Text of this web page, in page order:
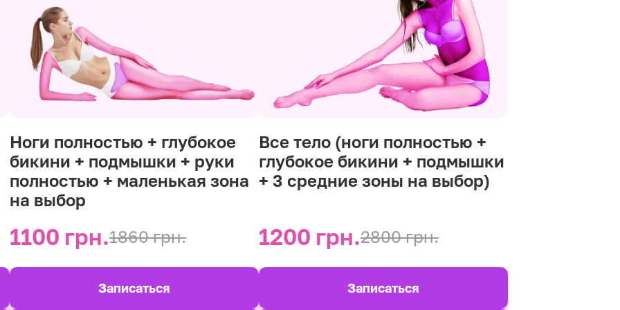
Ноги полностью + глубокое
бикини + подмышки + руки
полностью + маленькая зона
на выбор
1100 грн.1860 грн.
Записаться
Все тело (ноги полностью +
глубокое бикини + подмышки
+ 3 средние зоны на выбор)
1200 грн.2800 грн.
Записаться